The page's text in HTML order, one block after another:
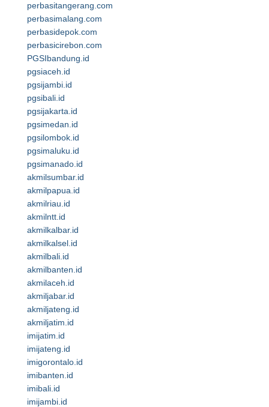
perbasitangerang.com
perbasimalang.com
perbasidepok.com
perbasicirebon.com
PGSIbandung.id
pgsiaceh.id
pgsijambi.id
pgsibali.id
pgsijakarta.id
pgsimedan.id
pgsilombok.id
pgsimaluku.id
pgsimanado.id
akmilsumbar.id
akmilpapua.id
akmilriau.id
akmilntt.id
akmilkalbar.id
akmilkalsel.id
akmilbali.id
akmilbanten.id
akmilaceh.id
akmiljabar.id
akmiljateng.id
akmiljatim.id
imijatim.id
imijateng.id
imigorontalo.id
imibanten.id
imibali.id
imijambi.id